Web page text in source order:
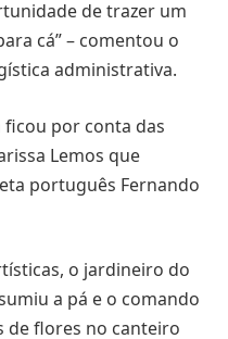
de trazer um
cá” – comentou o
administrativa.
por conta das
Lemos que
português Fernando
o jardineiro do
a pá e o comando
de flores no canteiro